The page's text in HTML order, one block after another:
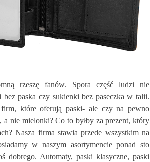
rzeszę fanów. Spora część ludzi nie
bez paska czy sukienki bez paseczka w talii.
które oferują paski- ale czy na pewno
a nie mielonki? Co to byłby za prezent, który
Nasza firma stawia przede wszystkim na
w naszym asortymencie ponad sto
dobrego. Automaty, paski klasyczne, paski